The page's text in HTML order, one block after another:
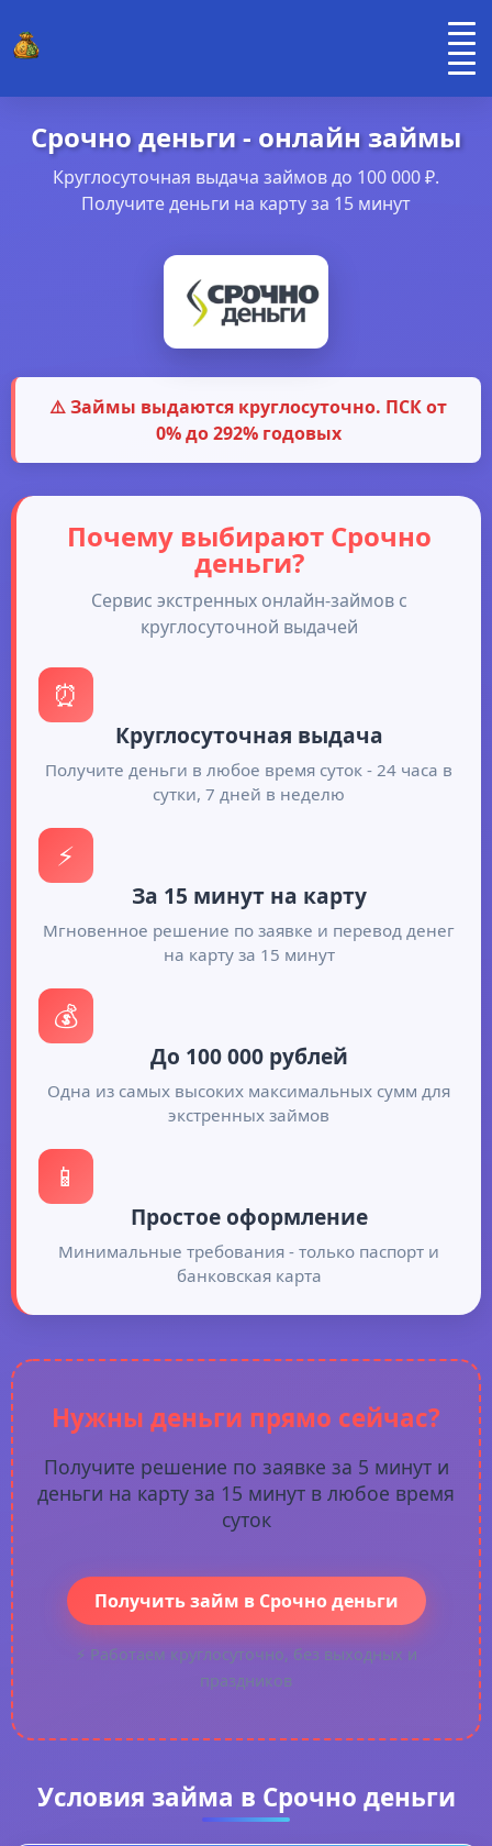
Срочно деньги - онлайн займы
Круглосуточная выдача займов до 100 000 ₽.
Получите деньги на карту за 15 минут
⚠️ Займы выдаются круглосуточно. ПСК от
0% до 292% годовых
Почему выбирают Срочно
деньги?
Сервис экстренных онлайн-займов с
круглосуточной выдачей
⏰
Круглосуточная выдача
Получите деньги в любое время суток - 24 часа в
сутки, 7 дней в неделю
⚡
За 15 минут на карту
Мгновенное решение по заявке и перевод денег
на карту за 15 минут
💰
До 100 000 рублей
Одна из самых высоких максимальных сумм для
экстренных займов
📱
Простое оформление
Минимальные требования - только паспорт и
банковская карта
Нужны деньги прямо сейчас?
Получите решение по заявке за 5 минут и
деньги на карту за 15 минут в любое время
суток
Получить займ в Срочно деньги
⚡ Работаем круглосуточно, без выходных и
праздников
Условия займа в Срочно деньги